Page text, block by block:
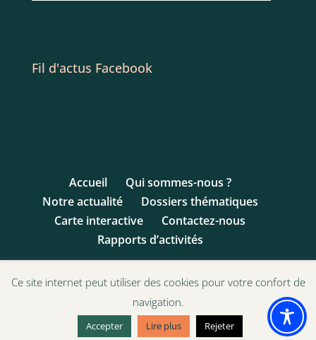
Fil d'actus Facebook
Accueil
Qui sommes-nous ?
Notre actualité
Dossiers thématiques
Carte interactive
Contactez-nous
Rapports d’activités
© 1993 - 2017 Ligue des Droits de l'Enfant | Site
Internet par AAA-Etac.org
Ce site internet peut utiliser des cookies pour votre confort de
navigation.
Accepter Lire plus Rejeter